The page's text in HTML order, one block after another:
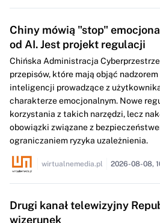
Chiny mówią "stop"
od AI. Jest projekt regulacji
Chińska Administracja
przepisów, które mają objąć
inteligencji prowadzące z
charakterze emocjonalnym. Nowe
korzystania z takich narzędzi, lecz
obowiązki związane z
ograniczaniem ryzyka uzależnienia.
wirtualnemedia.pl 2026-08-08,
Drugi kanał telewizyjny
wizerunek